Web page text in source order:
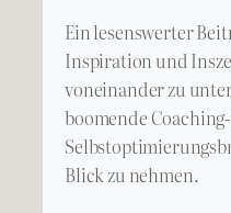
Ein lesenswerter
Inspiration und
voneinander zu
boomende
Blick zu nehmen.